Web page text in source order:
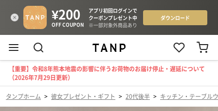
【重要】令和8年熊本地震の影響に伴うお荷物のお届け停止・遅延について
（2026年7月29日更新）
タンプホーム > 彼女プレゼント・ギフト > 20代後半 > キッチン・テーブル